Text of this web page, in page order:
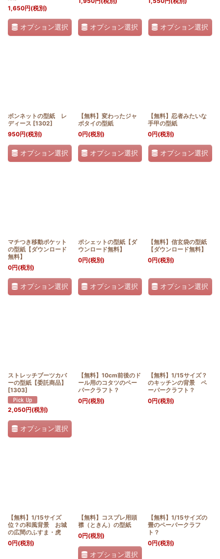
1,650円(税別)
オプション選択 オプション選択 オプション選択
ボンネットの型紙 レ
ディース [1302]
950円(税別)
オプション選択
【無料】変わったジャ
ボタイの型紙
0円(税別)
オプション選択
【無料】忍者みたいな
手甲の型紙
0円(税別)
オプション選択
マチつき移動ポケット
の型紙【ダウンロード
無料】
0円(税別)
オプション選択
ポシェットの型紙【ダ
ウンロード無料】
0円(税別)
オプション選択
【無料】信玄袋の型紙
【ダウンロード無料】
0円(税別)
オプション選択
ストレッチブーツカバ
ーの型紙【委託商品】
[1303]
2,050円(税別)
オプション選択
【無料】10cm前後のド
ール用のコタツのペー
パークラフト？
0円(税別)
【無料】1/15サイズ？
のキッチンの背景 ペ
ーパークラフト？
0円(税別)
【無料】1/15サイズ
位？の和風背景 お城
の広間のふすま・虎
0円(税別)
【無料】コスプレ用頭
襟（ときん）の型紙
0円(税別)
オプション選択
【無料】1/15サイズの
畳のペーパークラフ
ト？
0円(税別)